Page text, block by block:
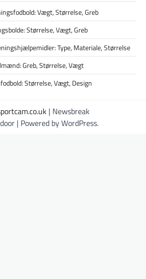
Vægt, Størrelse, Greb
Størrelse, Vægt, Greb
Type, Materiale, Størrelse
Greb, Størrelse, Vægt
Størrelse, Vægt, Design
| Newsbreak
| Powered byWordPress.